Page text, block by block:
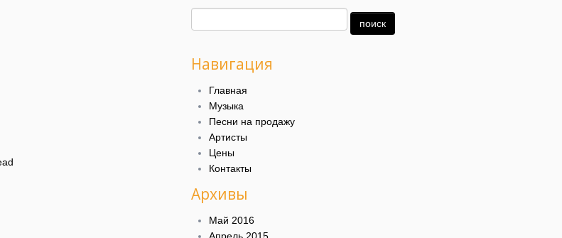
Навигация
Главная
Музыка
Песни на продажу
Артисты
Цены
Контакты
Архивы
Май 2016